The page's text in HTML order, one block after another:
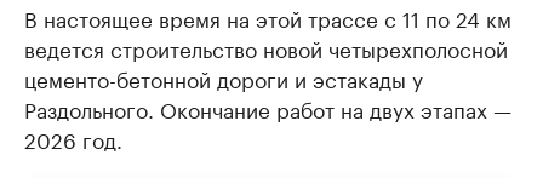
В настоящее время на этой трассе с 11 по 24 км
ведется строительство новой четырехполосной
цементо-бетонной дороги и эстакады у
Раздольного. Окончание работ на двух этапах —
2026 год.